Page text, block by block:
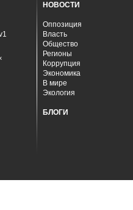
НОВОСТИ
Оппозиция
Власть
Общество
Регионы
Коррупция
Экономика
В мире
Экология
БЛОГИ